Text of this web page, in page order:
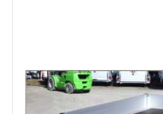
UNSINN
UH 2715